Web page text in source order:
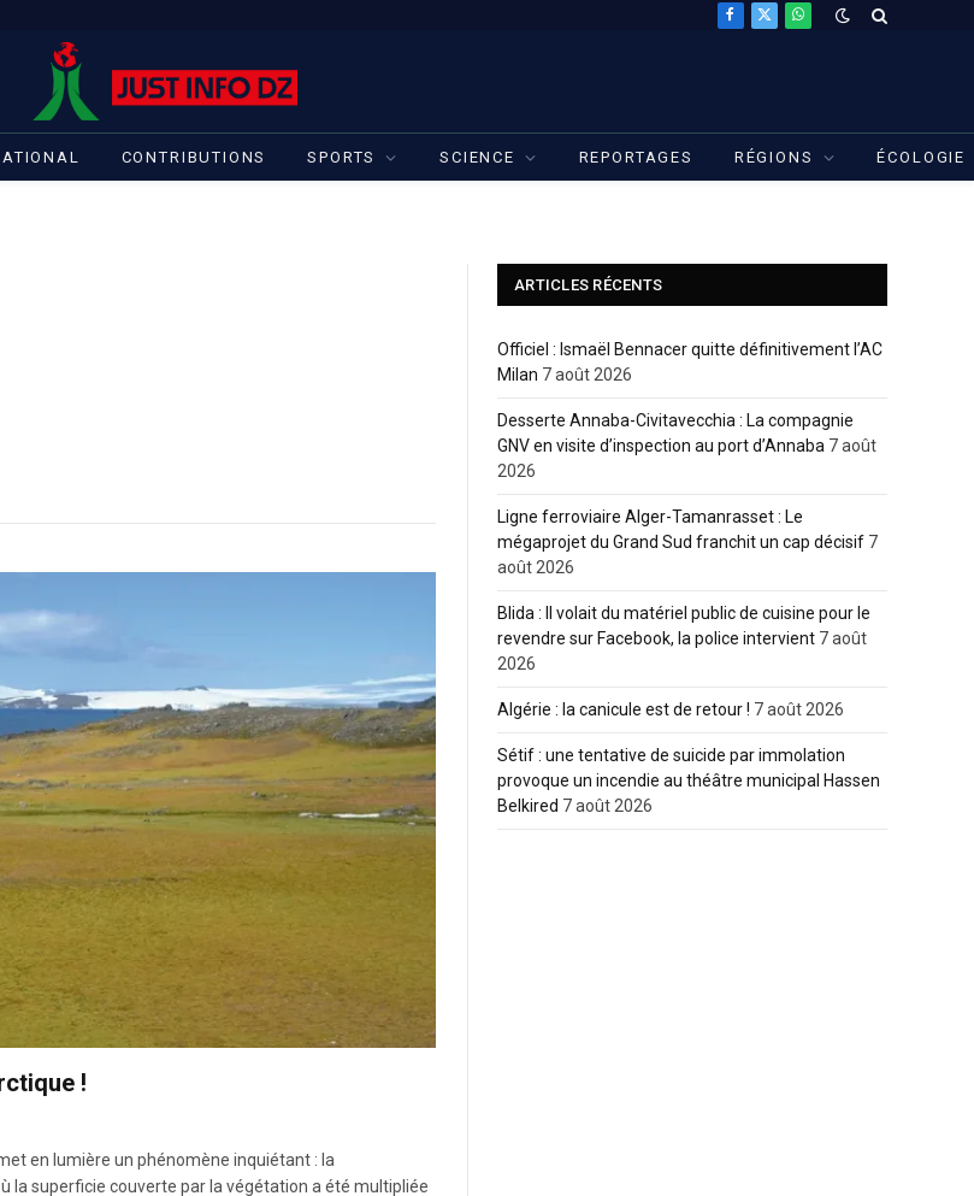
Facebook
X
WhatsApp
CONTRIBUTIONS SPORTS SCIENCE REPORTAGES RÉGIONS ÉCOLOGIE
!
en lumière un phénomène inquiétant : la
la superficie couverte par la végétation a été multipliée
ARTICLES RÉCENTS
Officiel : Ismaël Bennacer quitte définitivement l’AC
Milan 7 août 2026
Desserte Annaba-Civitavecchia : La compagnie
GNV en visite d’inspection au port d’Annaba 7 août
2026
Ligne ferroviaire Alger-Tamanrasset : Le
mégaprojet du Grand Sud franchit un cap décisif 7
août 2026
Blida : Il volait du matériel public de cuisine pour le
revendre sur Facebook, la police intervient 7 août
2026
Algérie : la canicule est de retour ! 7 août 2026
Sétif : une tentative de suicide par immolation
provoque un incendie au théâtre municipal Hassen
Belkired 7 août 2026